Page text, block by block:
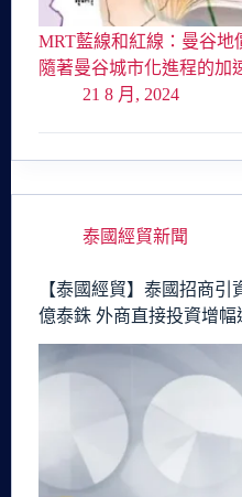
MRT藍線和紅線：曼谷地
隨著曼谷城市化進程的
21 8 月, 2024
泰國經貿新聞
【泰國經貿】泰國招商引
億泰銖 外商直接投資增幅